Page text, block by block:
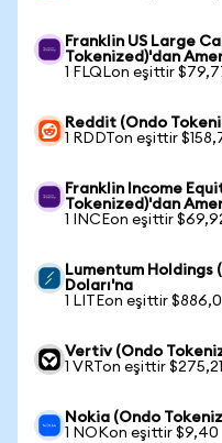
Franklin US Large
Tokenized)'dan
1 FLQLon eşittir
Reddit (Ondo
1 RDDTon eşittir
Franklin Income
Tokenized)'dan
1 INCEon eşittir
Lumentum Holdings
Doları'na
1 LITEon eşittir
Vertiv (Ondo
1 VRTon eşittir $275,21
Nokia (Ondo
1 NOKon eşittir $9,40